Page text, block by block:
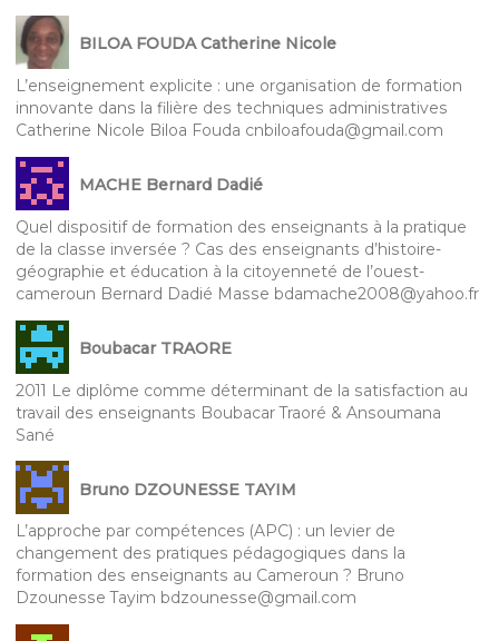
BILOA FOUDA Catherine Nicole
L’enseignement explicite : une organisation de formation
innovante dans la filière des techniques administratives
Catherine Nicole Biloa Fouda cnbiloafouda@gmail.com
MACHE Bernard Dadié
Quel dispositif de formation des enseignants à la pratique
de la classe inversée ? Cas des enseignants d’histoire-
géographie et éducation à la citoyenneté de l’ouest-
cameroun Bernard Dadié Masse bdamache2008@yahoo.fr
Boubacar TRAORE
2011 Le diplôme comme déterminant de la satisfaction au
travail des enseignants Boubacar Traoré & Ansoumana
Sané
Bruno DZOUNESSE TAYIM
L’approche par compétences (APC) : un levier de
changement des pratiques pédagogiques dans la
formation des enseignants au Cameroun ? Bruno
Dzounesse Tayim bdzounesse@gmail.com